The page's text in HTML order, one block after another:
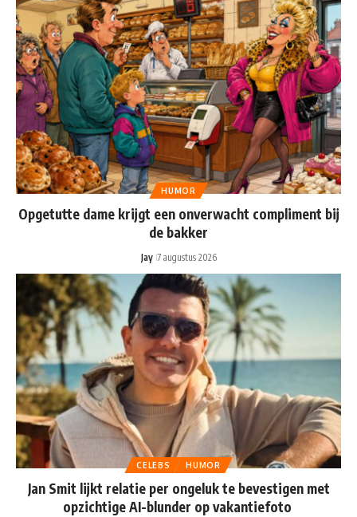
HUMOR
Opgetutte dame krijgt een onverwacht compliment bij
de bakker
Jay 7 augustus 2026
CELEBS HUMOR
Jan Smit lijkt relatie per ongeluk te bevestigen met
opzichtige AI-blunder op vakantiefoto